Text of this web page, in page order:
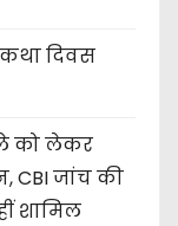
दिवस
को लेकर
CBI जांच की
शामिल